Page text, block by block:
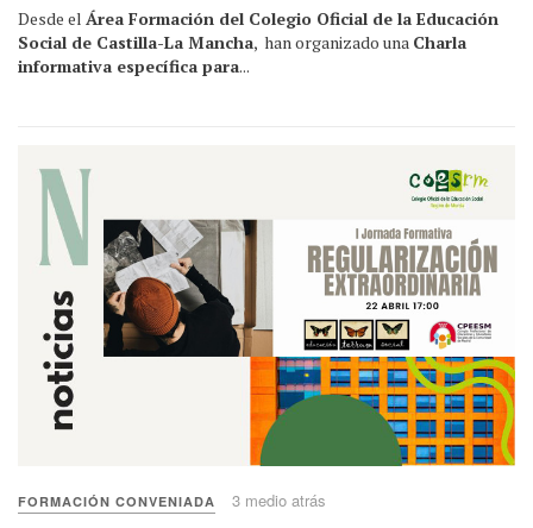
Desde el Área Formación del Colegio Oficial de la Educación
Social de Castilla-La Mancha, han organizado una Charla
informativa específica para...
FORMACIÓN CONVENIADA 3 medio atrás